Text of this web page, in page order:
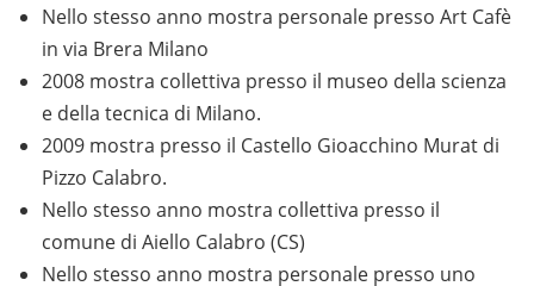
Nello stesso anno mostra personale presso Art Cafè
in via Brera Milano
2008 mostra collettiva presso il museo della scienza
e della tecnica di Milano.
2009 mostra presso il Castello Gioacchino Murat di
Pizzo Calabro.
Nello stesso anno mostra collettiva presso il
comune di Aiello Calabro (CS)
Nello stesso anno mostra personale presso uno